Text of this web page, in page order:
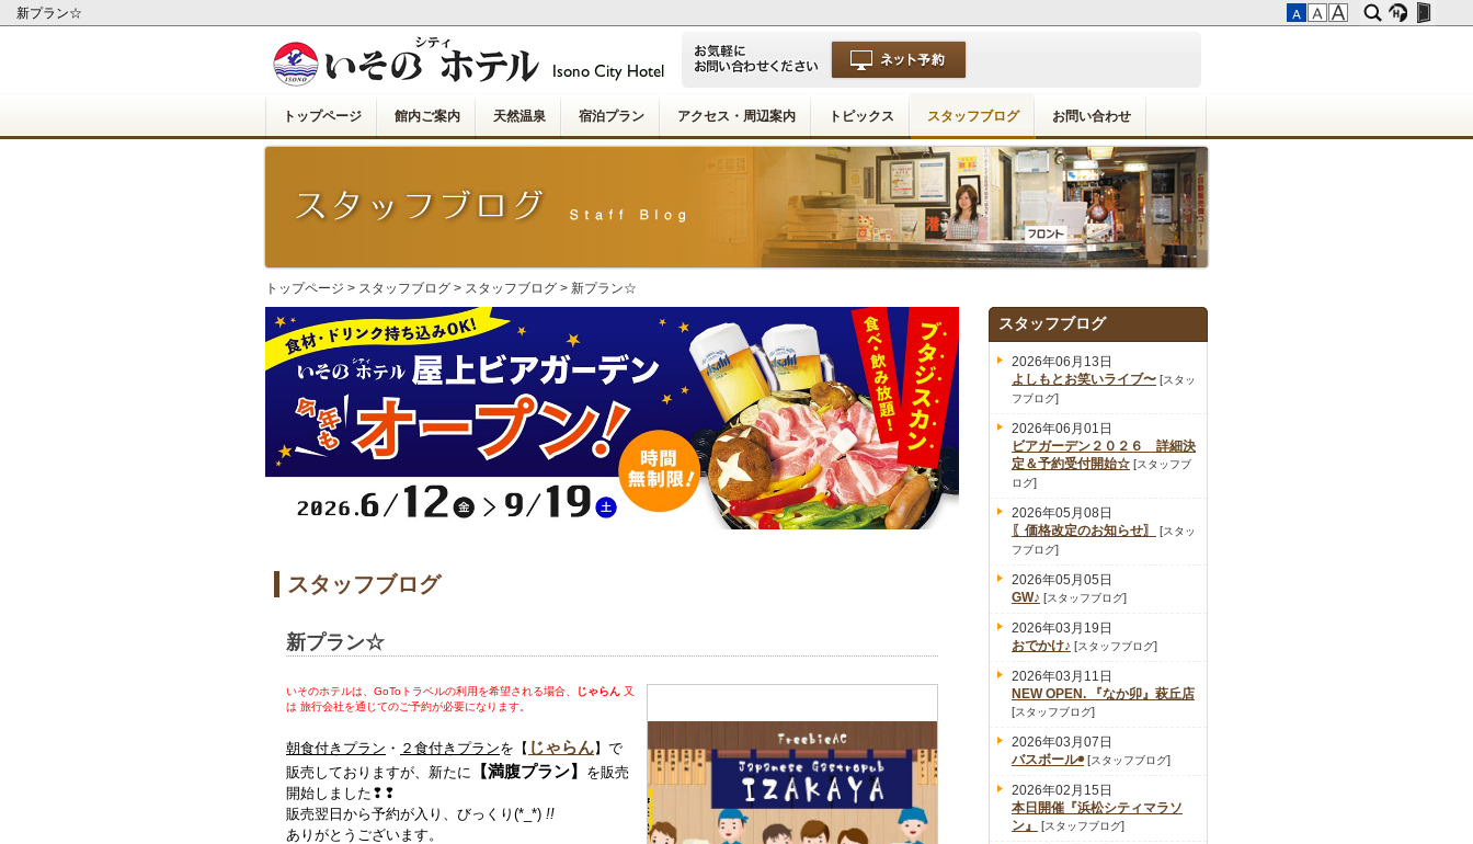
新プラン☆
トップページ 館内ご案内 天然温泉 宿泊プラン アクセス・周辺案内 トピックス スタッフブログ お問い合わせ
トップページ > スタッフブログ > スタッフブログ > 新プラン☆
スタッフブログ
新プラン☆
いそのホテルは、GoToトラベルの利用を希望される場合、 じゃらん 又
は 旅行会社を通じてのご予約が必要になります。
朝食付きプラン ・ ２食付きプランを【 じゃらん】で
販売しておりますが、新たに
【満腹プラン】
を販売
開始しました❢❢
販売翌日から予約が入り、びっくり(*_*) !!
ありがとうございます。
スタッフブログ
2026年06月13日
よしもとお笑いライブ〜 [スタッ
フブログ]
2026年06月01日
ビアガーデン２０２６ 詳細決
定＆予約受付開始☆ [スタッフブ
ログ]
2026年05月08日
〖価格改定のお知らせ〗
[スタッ
フブログ]
2026年05月05日
GW♪ [スタッフブログ]
2026年03月19日
おでかけ♪ [スタッフブログ]
2026年03月11日
NEW OPEN. 『なか卯』萩丘店
[スタッフブログ]
2026年03月07日
バスボール◉ [スタッフブログ]
2026年02月15日
本日開催『浜松シティマラソ
ン』
[スタッフブログ]